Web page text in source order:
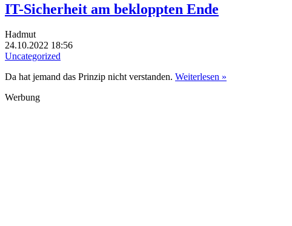
IT-Sicherheit am bekloppten Ende
Hadmut
24.10.2022 18:56
Uncategorized
Da hat jemand das Prinzip nicht verstanden. Weiterlesen »
Werbung